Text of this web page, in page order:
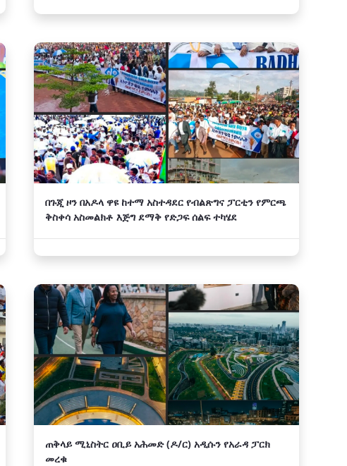
በጉጂ ዞን በአዶላ ዋዩ ከተማ አስተዳደር የብልጽግና ፓርቲን የምርጫ
ቅስቀሳ አስመልክቶ እጅግ ደማቅ የድጋፍ ሰልፍ ተካሄደ
ጠቅላይ ሚኒስትር ዐቢይ አሕመድ (ዶ/ር) አዲሱን የአራዳ ፓርክ
መረቁ